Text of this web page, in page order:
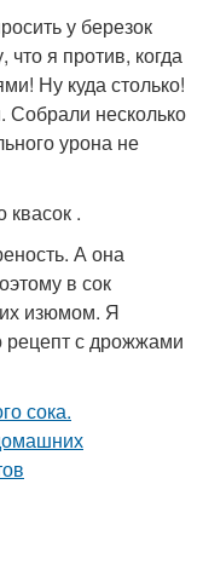
у березок
я против, когда
Ну куда столько!
Собрали несколько
урона не
квасок .
А она
в сок
изюмом. Я
рецепт с дрожжами